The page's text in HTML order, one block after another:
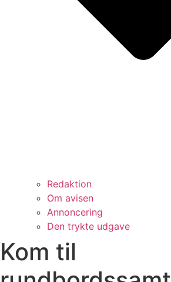
Redaktion
Om avisen
Annoncering
Den trykte udgave
Kom til